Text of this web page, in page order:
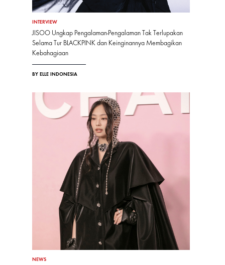
INTERVIEW
JISOO Ungkap Pengalaman-Pengalaman Tak Terlupakan
Selama Tur BLACKPINK dan Keinginannya Membagikan
Kebahagiaan
BY ELLE INDONESIA
NEWS